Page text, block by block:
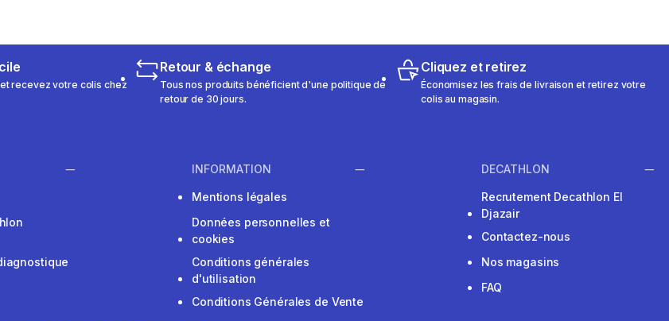
recevez votre colis chez
Retour & échange
Tous nos produits bénéficient d'une politique de
retour de 30 jours.
Cliquez et retirez
Économisez les frais de livraison et retirez votre
colis au magasin.
INFORMATION
Mentions légales
Données personnelles et
cookies
Conditions générales
d'utilisation
Conditions Générales de Vente
DECATHLON
Recrutement Decathlon El
Djazair
Contactez-nous
Nos magasins
FAQ